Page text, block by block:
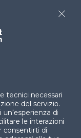
tecnici necessari
del servizio.
di
le interazioni
consentirti di